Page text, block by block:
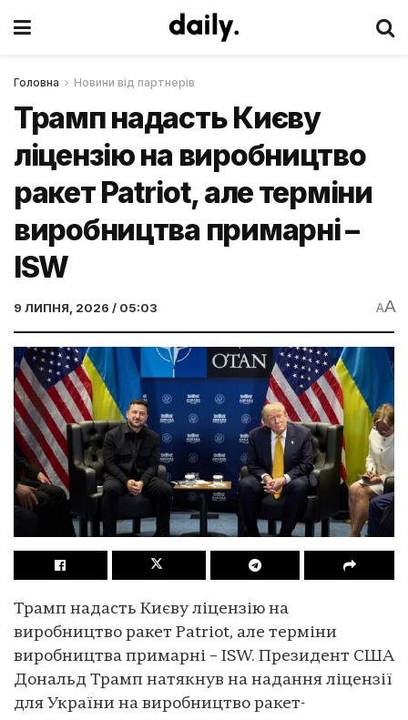
Головна Новини від партнерів
Трамп надасть Києву
ліцензію на виробництво
ракет Patriot, але терміни
виробництва примарні –
ISW
9 ЛИПНЯ, 2026 / 05:03 AA
Трамп надасть Києву ліцензію на
виробництво ракет Patriot, але терміни
виробництва примарні – ISW. Президент США
Дональд Трамп натякнув на надання ліцензії
для України на виробництво ракет-